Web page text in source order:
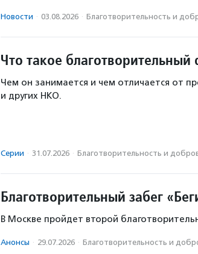
Новости · 03.08.2026 · Благотвори­тель­ность и
Что такое
Чем он занимается и чем отличается от
и других НКО.
Серии · 31.07.2026 · Благотвори­тель­ность и
Благотворительный забег
В Москве пройдет второй
Анонсы · 29.07.2026 · Благотвори­тель­ность и